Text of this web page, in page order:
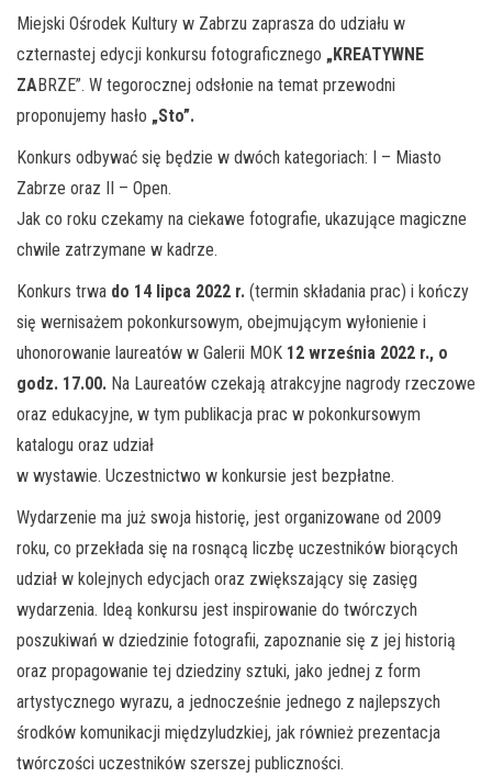
Miejski Ośrodek Kultury w Zabrzu zaprasza do udziału w
czternastej edycji konkursu fotograficznego „KREATYWNE
ZABRZE”. W tegorocznej odsłonie na temat przewodni
proponujemy hasło „Sto”.
Konkurs odbywać się będzie w dwóch kategoriach: I – Miasto
Zabrze oraz II – Open.
Jak co roku czekamy na ciekawe fotografie, ukazujące magiczne
chwile zatrzymane w kadrze.
Konkurs trwa do 14 lipca 2022 r. (termin składania prac) i kończy
się wernisażem pokonkursowym, obejmującym wyłonienie i
uhonorowanie laureatów w Galerii MOK 12 września 2022 r., o
godz. 17.00. Na Laureatów czekają atrakcyjne nagrody rzeczowe
oraz edukacyjne, w tym publikacja prac w pokonkursowym
katalogu oraz udział
w wystawie. Uczestnictwo w konkursie jest bezpłatne.
Wydarzenie ma już swoja historię, jest organizowane od 2009
roku, co przekłada się na rosnącą liczbę uczestników biorących
udział w kolejnych edycjach oraz zwiększający się zasięg
wydarzenia. Ideą konkursu jest inspirowanie do twórczych
poszukiwań w dziedzinie fotografii, zapoznanie się z jej historią
oraz propagowanie tej dziedziny sztuki, jako jednej z form
artystycznego wyrazu, a jednocześnie jednego z najlepszych
środków komunikacji międzyludzkiej, jak również prezentacja
twórczości uczestników szerszej publiczności.